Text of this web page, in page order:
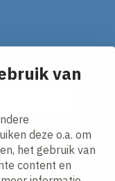
van
deze o.a. om
het gebruik van
content en